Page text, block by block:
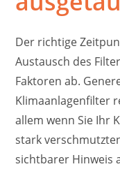
Der richtige
Austausch des
Faktoren ab.
Klimaanlagenfilter
allem wenn Sie Ihr
stark
sichtbarer Hinweis